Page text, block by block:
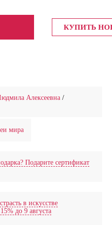
КУПИТЬ
Алексеевна /
мира
Подарите сертификат
в искусстве
до 9 августа